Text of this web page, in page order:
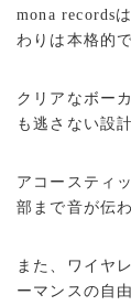
mona records
わりは本格的で
クリアなボー
も逃さない設
アコースティ
部まで音が伝
また、ワイヤ
ーマンスの自